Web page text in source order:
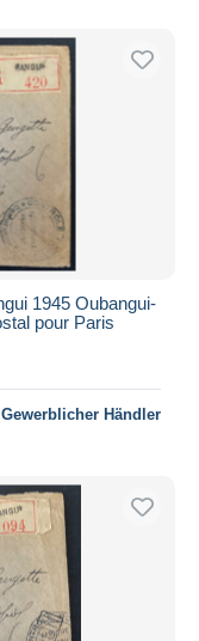
1945 Oubangui-
pour Paris
Gewerblicher Händler